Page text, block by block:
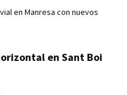
en Manresa con nuevos
en Sant Boi